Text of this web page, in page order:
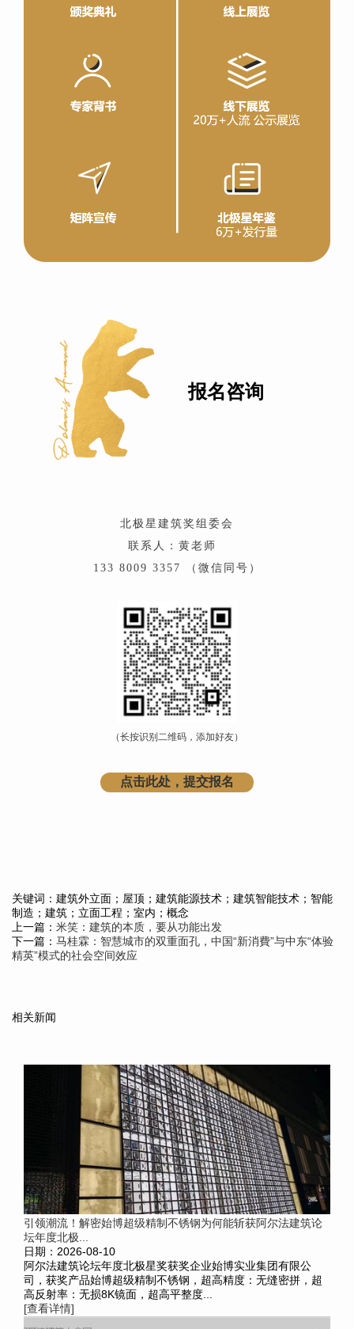
报名咨询
北极星建筑奖组委会
联系人：黄老师
133 8009 3357 （微信同号）
（长按识别二维码，添加好友）
点击此处，提交报名
关键词：建筑外立面；屋顶；建筑能源技术；建筑智能技术；智能
制造；建筑；立面工程；室内；概念
上一篇： 米笑：建筑的本质，要从功能出发
下一篇： 马桂霖：智慧城市的双重面孔，中国“新消費”与中东“体验
精英”模式的社会空间效应
相关新闻
引领潮流！解密始博超级精制不锈钢为何能斩获阿尔法建筑论
坛年度北极...
日期：2026-08-10
阿尔法建筑论坛年度北极星奖获奖企业始博实业集团有限公
司，获奖产品始博超级精制不锈钢，超高精度：无缝密拼，超
高反射率：无损8K镜面，超高平整度...
[查看详情]